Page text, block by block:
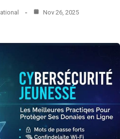
Nov 26, 2025